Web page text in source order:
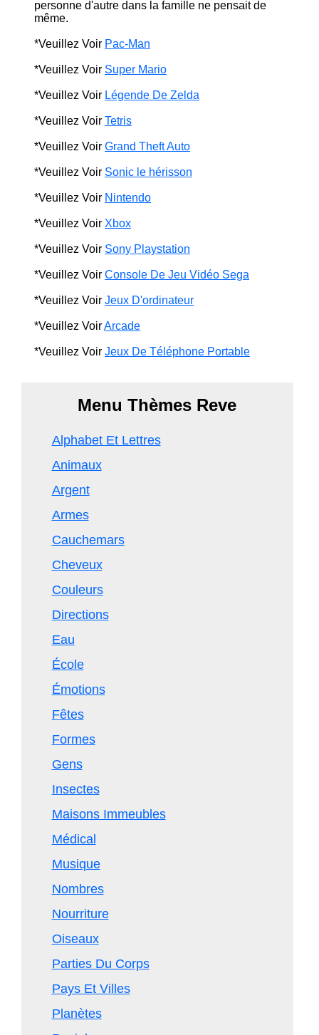
personne d'autre dans la famille ne pensait de
même.
*Veuillez Voir Pac-Man
*Veuillez Voir Super Mario
*Veuillez Voir Légende De Zelda
*Veuillez Voir Tetris
*Veuillez Voir Grand Theft Auto
*Veuillez Voir Sonic le hérisson
*Veuillez Voir Nintendo
*Veuillez Voir Xbox
*Veuillez Voir Sony Playstation
*Veuillez Voir Console De Jeu Vidéo Sega
*Veuillez Voir Jeux D'ordinateur
*Veuillez VoirArcade
*Veuillez Voir Jeux De Téléphone Portable
Menu Thèmes Reve
Alphabet Et Lettres
Animaux
Argent
Armes
Cauchemars
Cheveux
Couleurs
Directions
Eau
École
Émotions
Fêtes
Formes
Gens
Insectes
Maisons Immeubles
Médical
Musique
Nombres
Nourriture
Oiseaux
Parties Du Corps
Pays Et Villes
Planètes